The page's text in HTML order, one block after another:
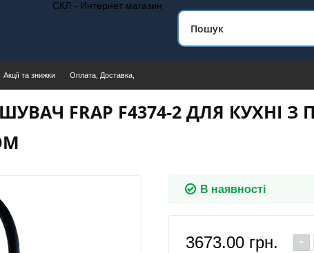
СКЛ - Интернет магазин
Акції та знижки
Оплата, Доставка,
FRAP F4374-2 ДЛЯ КУХНІ
В наявності
3673.00 грн. -